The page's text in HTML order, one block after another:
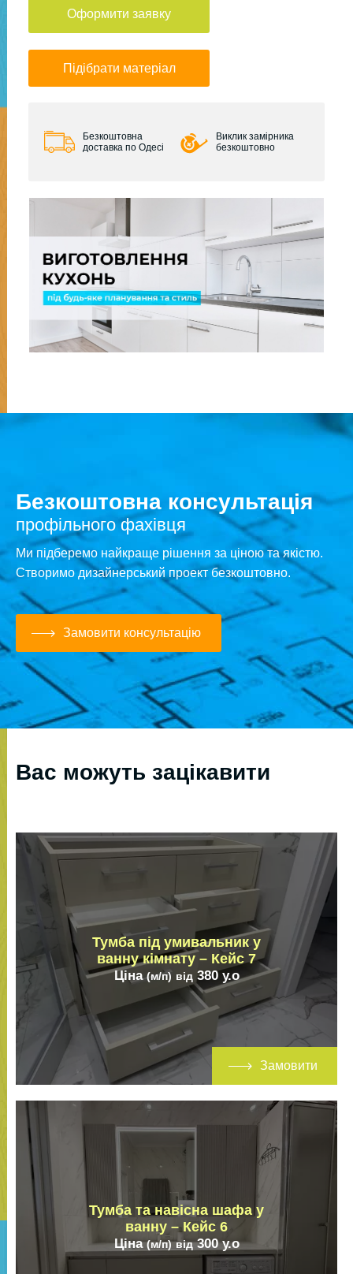
Оформити заявку
Підібрати матеріал
Безкоштовна
доставка по Одесі
Виклик замірника
безкоштовно
Безкоштовна консультація
профільного фахівця
Ми підберемо найкраще рішення за ціною та якістю.
Створимо дизайнерський проект безкоштовно.
Замовити консультацію
Вас можуть зацікавити
Тумба під умивальник у
ванну кімнату – Кейс 7
Ціна(м/п) від380у.о
Замовити
Тумба та навісна шафа у
ванну – Кейс 6
Ціна(м/п) від300у.о